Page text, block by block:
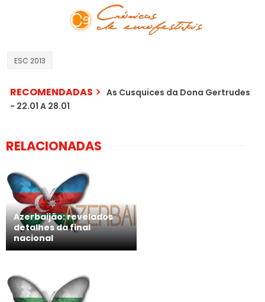
ESC 2013
RECOMENDADAS
As Cusquices da Dona Gertrudes
- 22.01 A 28.01
RELACIONADAS
Azerbaijão: revelados
detalhes da final
nacional